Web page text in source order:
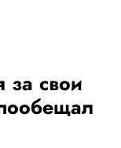
за свои